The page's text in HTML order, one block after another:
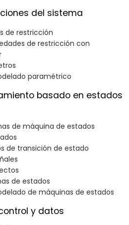
del sistema
de restricción
de restricción con
paramétrico
basado en estados
de máquina de estados
de transición de estado
de estados
de máquinas de estados
y datos